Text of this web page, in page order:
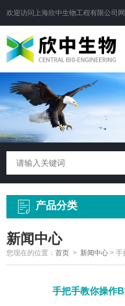
欢迎访问 上海欣中生物工程有限公司
产品分类
新闻中心
您现在的位置：首页 > 新闻中心 >手
手把手教你操作